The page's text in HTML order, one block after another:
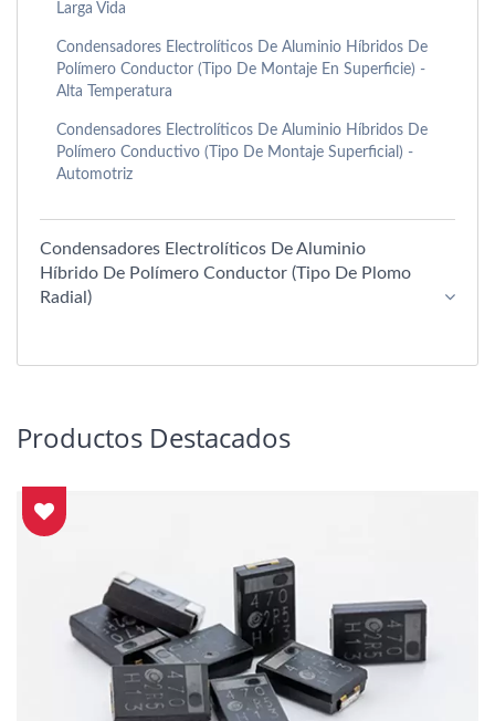
Larga Vida
Condensadores Electrolíticos De Aluminio Híbridos De
Polímero Conductor (tipo De Montaje En Superficie) -
Alta Temperatura
Condensadores Electrolíticos De Aluminio Híbridos De
Polímero Conductivo (Tipo De Montaje Superficial) -
Automotriz
Condensadores Electrolíticos De Aluminio
Híbrido De Polímero Conductor (tipo De Plomo
Radial)
Productos Destacados